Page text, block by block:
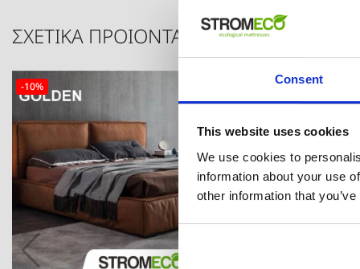
Consent
This website uses cookies
We use cookies to
information about your use
other information that
ΣΧΕΤΙΚΑ ΠΡΟΙΟΝΤΑ
-10% -10%